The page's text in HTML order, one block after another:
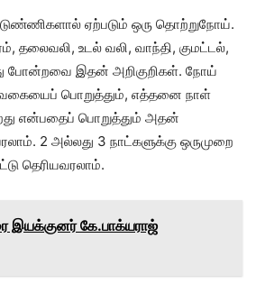
ஏற்படும் ஒரு தொற்றுநோய்.
தலைவலி, உடல் வலி, வாந்தி, குமட்டல்,
போன்றவை இதன் அறிகுறிகள். நோய்
வகையைப் பொறுத்தும், எத்தனை நாள்
என்பதைப் பொறுத்தும் அதன்
2 அல்லது 3 நாட்களுக்கு ஒருமுறை
தெரியவரலாம்.
இயக்குனர் கே.பாக்யராஜ்